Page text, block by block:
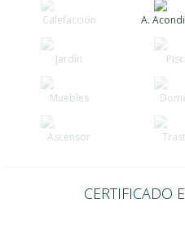
Calefacción A.
Jardín
Muebles
Ascensor
CERTIFICADO